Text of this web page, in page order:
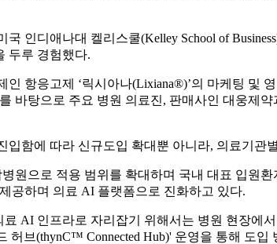
인디애나대 켈리스쿨(Kelley School of
두루 경험했다.
인 항응고제 ‘릭시아나(Lixiana®)’의 마케팅
바탕으로 주요 병원 의료진, 판매사인 대웅제
입함에 따라 신규도입 확대뿐 아니라, 의료기
원으로 적용 범위를 확대하며 국내 대표 입원
공하며 의료 AI 플랫폼으로 진화하고 있다.
AI 인프라로 자리잡기 위해서는 병원 현장에
허브(thynC™ Connected Hub)' 운영을 통해 도